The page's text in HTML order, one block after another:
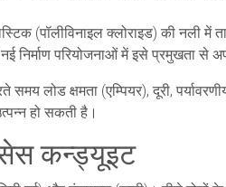
(पॉलीविनाइल क्लोराइड) की नली
निर्माण परियोजनाओं में इसे प्रमुखता से
लोड क्षमता (एम्पियर), दूरी,
हो सकती है।
कन्ड्यूइट